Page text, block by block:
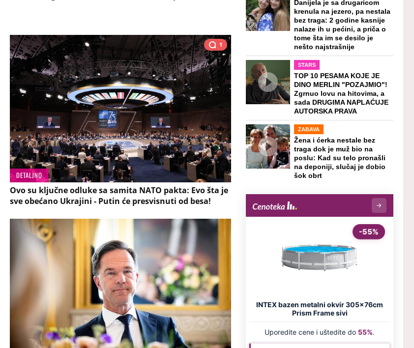
1
DETALJNO
Ovo su ključne odluke sa samita NATO pakta: Evo šta je
sve obećano Ukrajini - Putin će presvisnuti od besa!
Danijela je sa drugaricom
krenula na jezero, pa nestala
bez traga: 2 godine kasnije
nalaze ih u pećini, a priča o
tome šta im se desilo je
nešto najstrašnije
STARS
TOP 10 PESAMA KOJE JE
DINO MERLIN "POZAJMIO"!
Zgrnuo lovu na hitovima, a
sada DRUGIMA NAPLAĆUJE
AUTORSKA PRAVA
ZABAVA
Žena i ćerka nestale bez
traga dok je muž bio na
poslu: Kad su telo pronašli
na deponiji, slučaj je dobio
šok obrt